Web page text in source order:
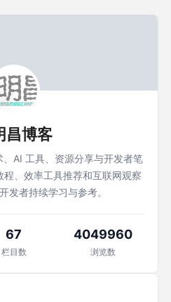
昌博客
AI 工具、资源分享与开发者笔
、效率工具推荐和互联网观察
发者持续学习与参考。
67
栏目数
4049960
浏览数